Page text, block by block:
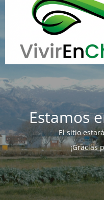
Estamos
El sitio
¡Gracias